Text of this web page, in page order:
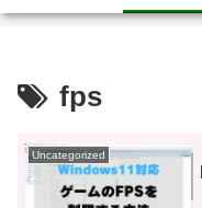
fps
Uncategorized